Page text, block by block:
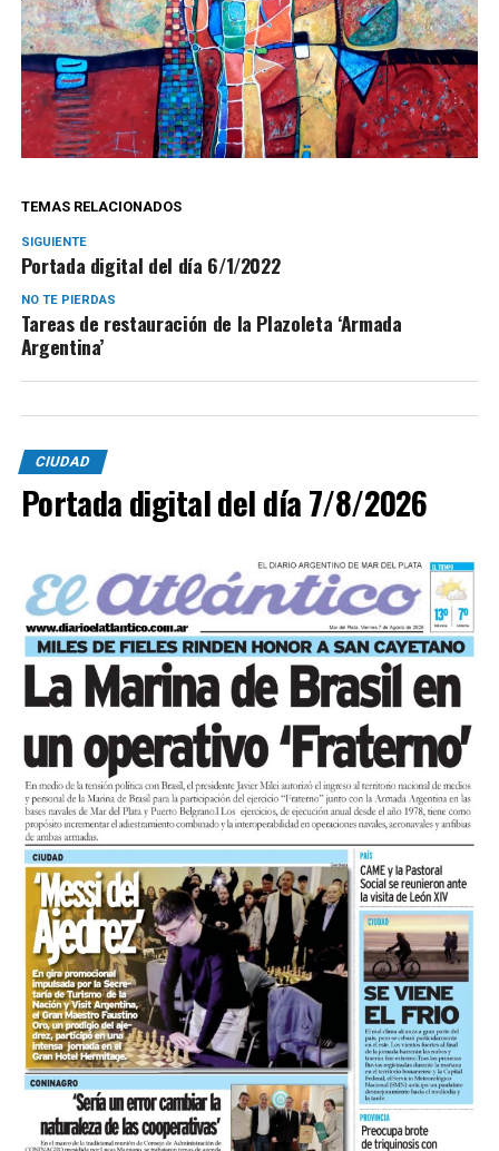
TEMAS RELACIONADOS
SIGUIENTE
Portada digital del día 6/1/2022
NO TE PIERDAS
Tareas de restauración de la Plazoleta ‘Armada
Argentina’
CIUDAD
Portada digital del día 7/8/2026